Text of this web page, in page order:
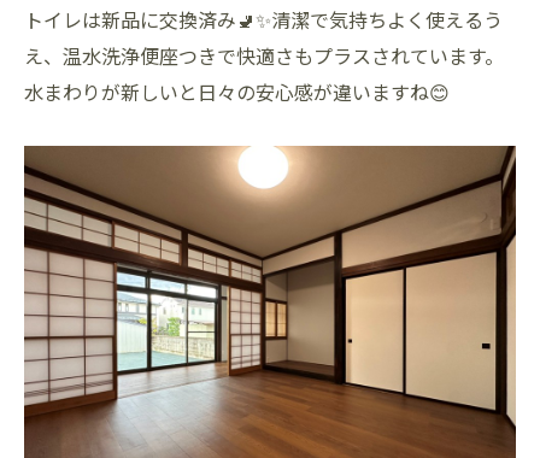
トイレは新品に交換済み🚽✨清潔で気持ちよく使えるう
え、温水洗浄便座つきで快適さもプラスされています。
水まわりが新しいと日々の安心感が違いますね😊